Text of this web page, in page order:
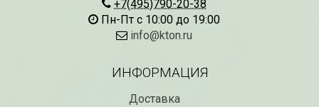
+7(495)790-20-38
Пн-Пт с 10:00 до 19:00
info@kton.ru
ИНФОРМАЦИЯ
Доставка